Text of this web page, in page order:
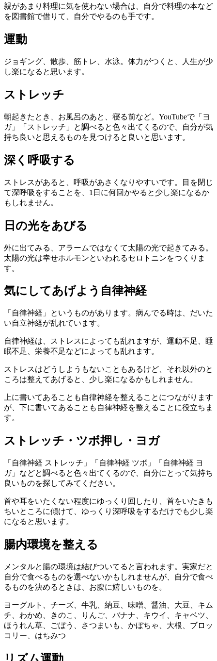
親があまり料理に気を使わない場合は、自分で料理の本など
を図書館で借りて、自分でやるのも手です。
運動
ジョギング、散歩、筋トレ、水泳。体力がつくと、人生が少
し楽になると思います。
ストレッチ
朝起きたとき、お風呂のあと、寝る前など。YouTubeで「ヨ
ガ」「ストレッチ」と調べると色々出てくるので、自分が気
持ち良いと思えるものを見つけると良いと思います。
深く呼吸する
ストレスがあると、呼吸があさくなりやすいです。目を閉じ
て深呼吸をすることを、1日に何回かやると少し楽になるか
もしれません。
日の光をあびる
外に出てみる、アラームではなくて太陽の光で起きてみる。
太陽の光は幸せホルモンといわれるセロトニンをつくりま
す。
気にしてあげよう自律神経
「自律神経」というものがあります。病んでる時は、だいた
い自立神経が乱れています。
自律神経は、ストレスによっても乱れますが、運動不足、睡
眠不足、栄養不足などによっても乱れます。
ストレスはどうしようもないこともあるけど、それ以外のと
ころは整えてあげると、少し楽になるかもしれません。
上に書いてあることも自律神経を整えることにつながります
が、下に書いてあることも自律神経を整えることに役立ちま
す。
ストレッチ・ツボ押し・ヨガ
「自律神経 ストレッチ」「自律神経 ツボ」「自律神経 ヨ
ガ」などと調べると色々出てくるので、自分にとって気持ち
良いものを探してみてください。
首や耳をいたくない程度にゆっくり回したり、首をいたきも
ちいところに傾けて、ゆっくり深呼吸をするだけでも少し楽
になると思います。
腸内環境を整える
メンタルと腸の環境は結びついてると言われます。実家だと
自分で食べるものを選べないかもしれませんが、自分で食べ
るものを決めるときは、お腹に嬉しいものを。
ヨーグルト、チーズ、牛乳、納豆、味噌、醤油、大豆、キム
チ、わかめ、きのこ、りんご、バナナ、キウイ、キャベツ、
ほうれん草、ごぼう、さつまいも、かぼちゃ、大根、ブロッ
コリー、はちみつ